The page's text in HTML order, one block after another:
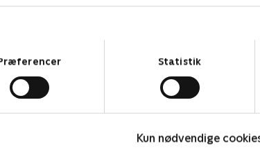
Statistik
Kun nødvendige